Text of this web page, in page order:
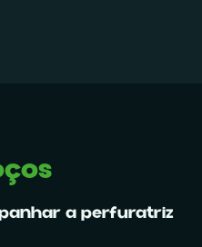
a perfuratriz